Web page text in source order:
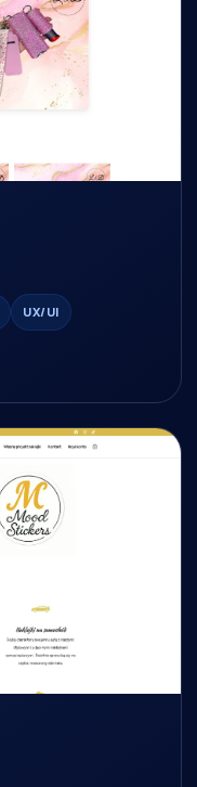
UX/UI